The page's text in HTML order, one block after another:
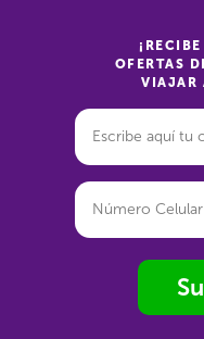
OFERTAS
VIAJAR